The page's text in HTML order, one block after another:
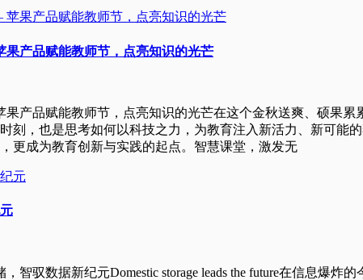
产品赋能教师节，点亮知识的光芒
产品赋能教师节，点亮知识的光芒在这个金秋送爽、硕果
刻，也是思考如何以科技之力，为教育注入新活力、新可能
更成为教育创新与实践的起点。智慧课堂，激发无
驭数据新纪元Domestic storage leads the future在信息爆